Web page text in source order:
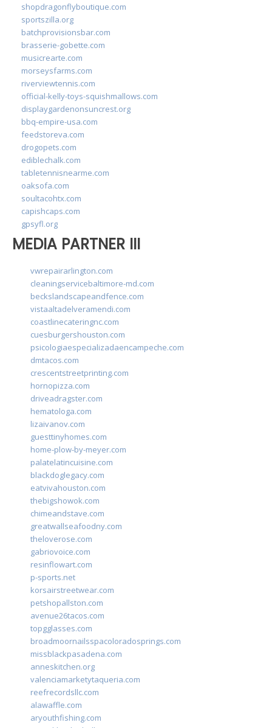
shopdragonflyboutique.com
sportszilla.org
batchprovisionsbar.com
brasserie-gobette.com
musicrearte.com
morseysfarms.com
riverviewtennis.com
official-kelly-toys-squishmallows.com
displaygardenonsuncrest.org
bbq-empire-usa.com
feedstoreva.com
drogopets.com
ediblechalk.com
tabletennisnearme.com
oaksofa.com
soultacohtx.com
capishcaps.com
gpsyfl.org
MEDIA PARTNER III
vwrepairarlington.com
cleaningservicebaltimore-md.com
beckslandscapeandfence.com
vistaaltadelveramendi.com
coastlinecateringnc.com
cuesburgershouston.com
psicologiaespecializadaencampeche.com
dmtacos.com
crescentstreetprinting.com
hornopizza.com
driveadragster.com
hematologa.com
lizaivanov.com
guesttinyhomes.com
home-plow-by-meyer.com
palatelatincuisine.com
blackdoglegacy.com
eatvivahouston.com
thebigshowok.com
chimeandstave.com
greatwallseafoodny.com
theloverose.com
gabriovoice.com
resinflowart.com
p-sports.net
korsairstreetwear.com
petshopallston.com
avenue26tacos.com
topgglasses.com
broadmoornailsspacoloradosprings.com
missblackpasadena.com
anneskitchen.org
valenciamarketytaqueria.com
reefrecordsllc.com
alawaffle.com
aryouthfishing.com